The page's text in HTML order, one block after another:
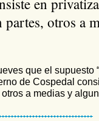
partes, otros a
que el supuesto
de Cospedal
a medias y